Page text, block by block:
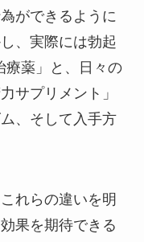
ができるように
、実際には勃起
療薬」と、日々の
サプリメント」
、そして入手方
れらの違いを明
果を期待できる